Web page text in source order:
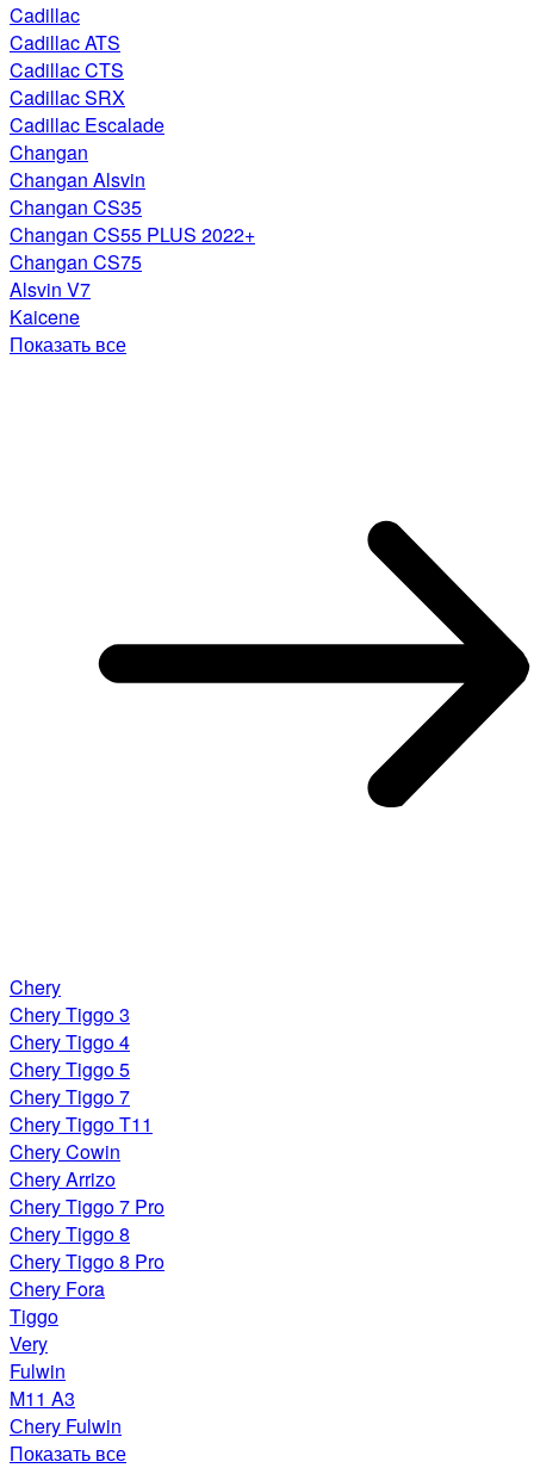
Cadillac
Cadillac ATS
Cadillac CTS
Cadillac SRX
Cadillac Escalade
Changan
Changan Alsvin
Changan CS35
Changan CS55 PLUS 2022+
Changan CS75
Alsvin V7
Kaicene
Показать все
Chery
Chery Tiggo 3
Chery Tiggo 4
Chery Tiggo 5
Chery Tiggo 7
Chery Tiggo T11
Chery Cowin
Chery Arrizo
Chery Tiggo 7 Pro
Chery Tiggo 8
Chery Tiggo 8 Pro
Chery Fora
Tiggo
Very
Fulwin
M11 A3
Сhery Fulwin
Показать все